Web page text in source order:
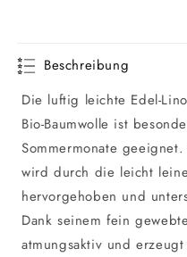
Beschreibung
Die luftig leichte Edel-
Bio-Baumwolle ist
Sommermonate
wird durch die leicht
hervorgehoben und
Dank seinem fein
atmungsaktiv und